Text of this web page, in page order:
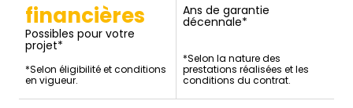
financières
Possibles pour votre
projet*
*Selon éligibilité et conditions
en vigueur.
Ans de garantie
décennale*
*Selon la nature des
prestations réalisées et les
conditions du contrat.